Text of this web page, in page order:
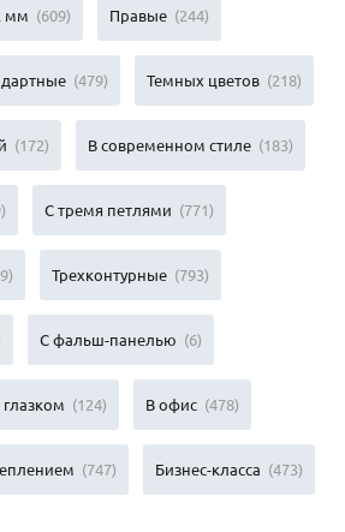
мм (609) Правые (244)
(479) Темных цветов (218)
(172) В современном стиле (183)
С тремя петлями (771)
Трехконтурные (793)
С фальш-панелью (6)
глазком (124) В офис (478)
(747) Бизнес-класса (473)